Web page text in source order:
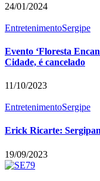
24/01/2024
EntretenimentoSergipe
Evento ‘Floresta
Cidade, é cancelado
11/10/2023
EntretenimentoSergipe
Erick Ricarte:
19/09/2023